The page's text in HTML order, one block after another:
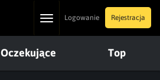
ToggleLogowanie Rejestracja
Oczekujące Top